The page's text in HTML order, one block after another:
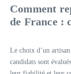
Comment
de France :
Le choix d’un
candidats sont